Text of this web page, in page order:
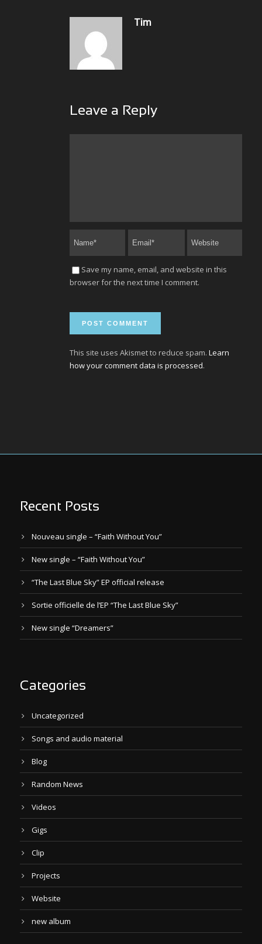
Tim
Leave a Reply
Save my name, email, and website in this
browser for the next time I comment.
This site uses Akismet to reduce spam. Learn
how your comment data is processed.
Recent Posts
Nouveau single – “Faith Without You”
New single – “Faith Without You”
“The Last Blue Sky” EP official release
Sortie officielle de l’EP “The Last Blue Sky”
New single “Dreamers”
Categories
Uncategorized
Songs and audio material
Blog
Random News
Videos
Gigs
Clip
Projects
Website
new album